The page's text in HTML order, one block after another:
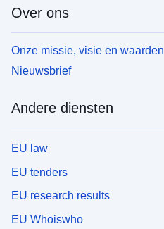
Over ons
Onze missie, visie en waarden
Nieuwsbrief
Andere diensten
EU law
EU tenders
EU research results
EU Whoiswho